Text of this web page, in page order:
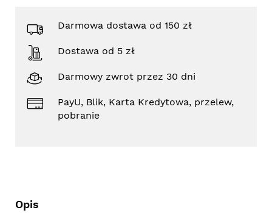
Darmowa dostawa od 150 zł
Dostawa od 5 zł
Darmowy zwrot przez 30 dni
PayU, Blik, Karta Kredytowa, przelew,
pobranie
Opis